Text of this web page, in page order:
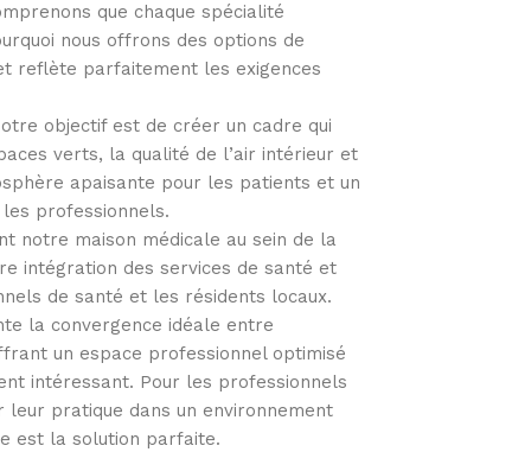
que chaque spécialité
nous offrons des options de
reflète parfaitement les exigences
objectif est de créer un cadre qui
verts, la qualité de l’air intérieur et
apaisante pour les patients et un
professionnels.
notre maison médicale au sein de la
intégration des services de santé et
de santé et les résidents locaux.
la convergence idéale entre
un espace professionnel optimisé
intéressant. Pour les professionnels
leur pratique dans un environnement
est la solution parfaite.